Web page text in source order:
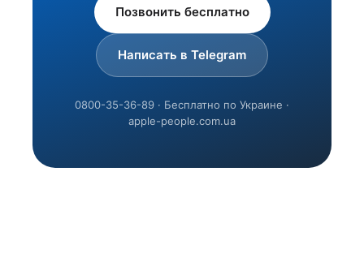
Позвонить бесплатно
Написать в Telegram
0800-35-36-89 · Бесплатно по Украине ·
apple-people.com.ua